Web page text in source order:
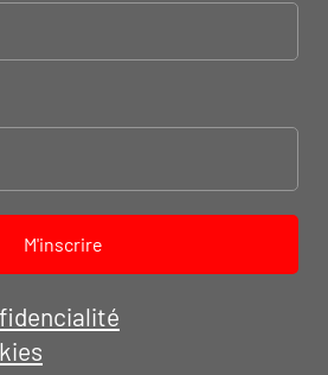
M'inscrire